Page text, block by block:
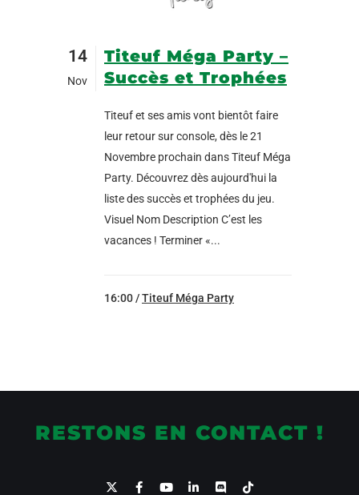
14
Nov
Titeuf Méga Party –
Succès et Trophées
Titeuf et ses amis vont bientôt faire
leur retour sur console, dès le 21
Novembre prochain dans Titeuf Méga
Party. Découvrez dès aujourd'hui la
liste des succès et trophées du jeu.
Visuel Nom Description C’est les
vacances ! Terminer «...
16:00 /Titeuf Méga Party
RESTONS EN CONTACT !